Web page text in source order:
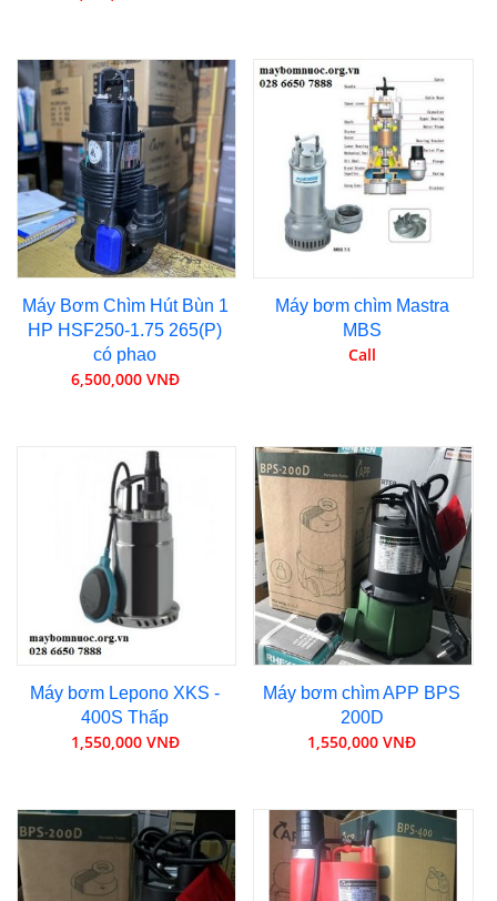
Máy Bơm Chìm Hút Bùn 1
HP HSF250-1.75 265(P)
có phao
6,500,000 VNĐ
Máy bơm chìm Mastra
MBS
Call
Máy bơm Lepono XKS -
400S Thấp
1,550,000 VNĐ
Máy bơm chìm APP BPS
200D
1,550,000 VNĐ